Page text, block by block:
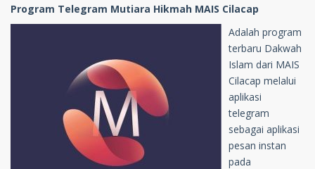
Program Telegram Mutiara Hikmah MAIS Cilacap
Adalah program
terbaru Dakwah
Islam dari MAIS
Cilacap melalui
aplikasi
telegram
sebagai aplikasi
pesan instan
pada